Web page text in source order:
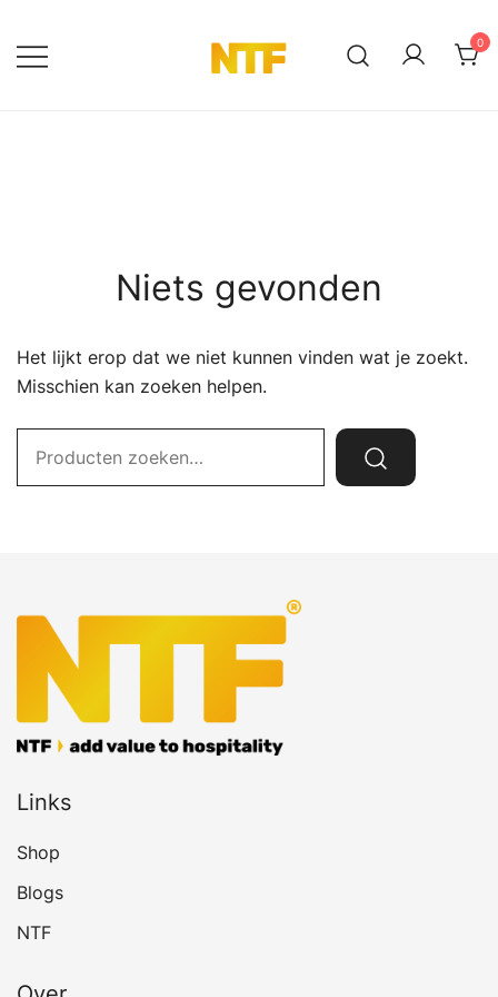
naar
de
0
Niets gevonden
Het lijkt erop dat we niet kunnen vinden wat je zoekt.
Misschien kan zoeken helpen.
naar:
Links
Shop
Blogs
NTF